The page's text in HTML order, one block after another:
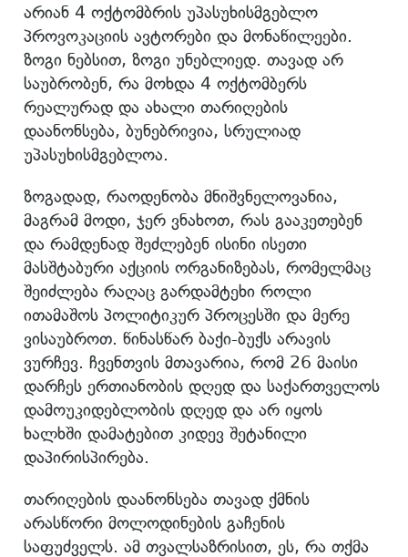
არიან 4 ოქტომბრის უპასუხისმგებლო
პროვოკაციის ავტორები და მონაწილეები.
ზოგი ნებსით, ზოგი უნებლიედ. თავად არ
საუბრობენ, რა მოხდა 4 ოქტომბერს
რეალურად და ახალი თარიღების
დაანონსება, ბუნებრივია, სრულიად
უპასუხისმგებლოა.
ზოგადად, რაოდენობა მნიშვნელოვანია,
მაგრამ მოდი, ჯერ ვნახოთ, რას გააკეთებენ
და რამდენად შეძლებენ ისინი ისეთი
მასშტაბური აქციის ორგანიზებას, რომელმაც
შეიძლება რაღაც გარდამტეხი როლი
ითამაშოს პოლიტიკურ პროცესში და მერე
ვისაუბროთ. წინასწარ ბაქი-ბუქს არავის
ვურჩევ. ჩვენთვის მთავარია, რომ 26 მაისი
დარჩეს ერთიანობის დღედ და საქართველოს
დამოუკიდებლობის დღედ და არ იყოს
ხალხში დამატებით კიდევ შეტანილი
დაპირისპირება.
თარიღების დაანონსება თავად ქმნის
არასწორი მოლოდინების გაჩენის
საფუძველს. ამ თვალსაზრისით, ეს, რა თქმა